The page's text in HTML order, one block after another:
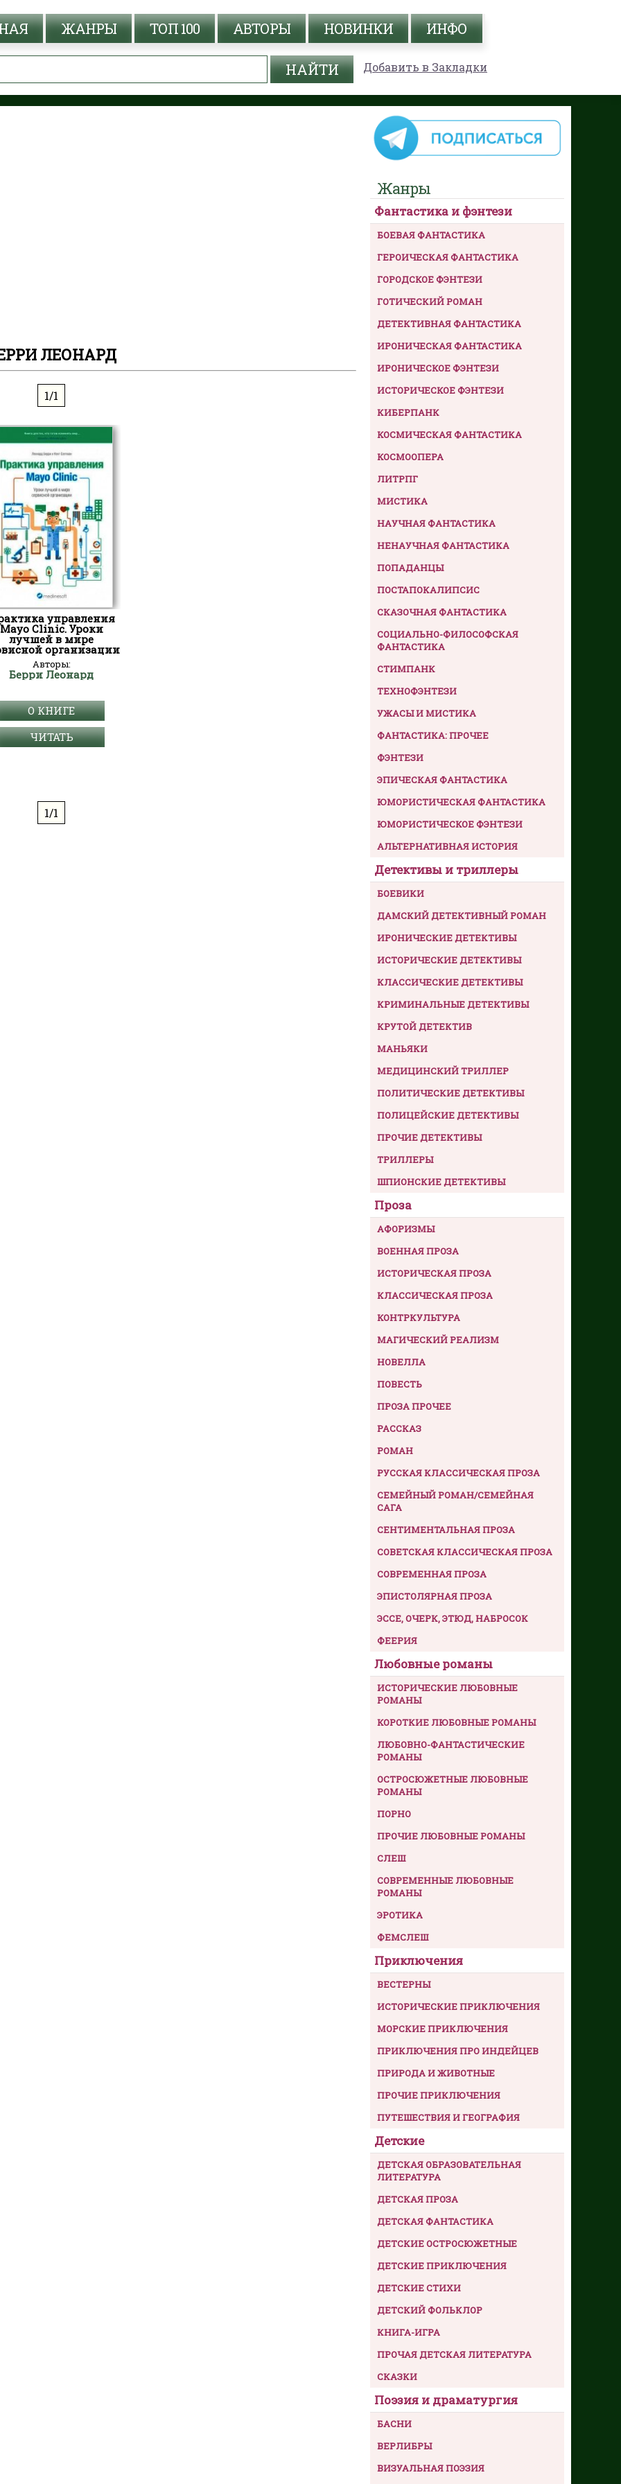
ЖАНРЫ ТОП 100 АВТОРЫ НОВИНКИ ИНФО
Добавить в Закладки
ЛЕОНАРД
1/1
управления
Mayo Clinic. Уроки
лучшей в мире
организации
Авторы:
Берри Леонард
О КНИГЕ
ЧИТАТЬ
1/1
Жанры
Фантастика и фэнтези
БОЕВАЯ ФАНТАСТИКА
ГЕРОИЧЕСКАЯ ФАНТАСТИКА
ГОРОДСКОЕ ФЭНТЕЗИ
ГОТИЧЕСКИЙ РОМАН
ДЕТЕКТИВНАЯ ФАНТАСТИКА
ИРОНИЧЕСКАЯ ФАНТАСТИКА
ИРОНИЧЕСКОЕ ФЭНТЕЗИ
ИСТОРИЧЕСКОЕ ФЭНТЕЗИ
КИБЕРПАНК
КОСМИЧЕСКАЯ ФАНТАСТИКА
КОСМООПЕРА
ЛИТРПГ
МИСТИКА
НАУЧНАЯ ФАНТАСТИКА
НЕНАУЧНАЯ ФАНТАСТИКА
ПОПАДАНЦЫ
ПОСТАПОКАЛИПСИС
СКАЗОЧНАЯ ФАНТАСТИКА
СОЦИАЛЬНО-ФИЛОСОФСКАЯ
ФАНТАСТИКА
СТИМПАНК
ТЕХНОФЭНТЕЗИ
УЖАСЫ И МИСТИКА
ФАНТАСТИКА: ПРОЧЕЕ
ФЭНТЕЗИ
ЭПИЧЕСКАЯ ФАНТАСТИКА
ЮМОРИСТИЧЕСКАЯ ФАНТАСТИКА
ЮМОРИСТИЧЕСКОЕ ФЭНТЕЗИ
АЛЬТЕРНАТИВНАЯ ИСТОРИЯ
Детективы и триллеры
БОЕВИКИ
ДАМСКИЙ ДЕТЕКТИВНЫЙ РОМАН
ИРОНИЧЕСКИЕ ДЕТЕКТИВЫ
ИСТОРИЧЕСКИЕ ДЕТЕКТИВЫ
КЛАССИЧЕСКИЕ ДЕТЕКТИВЫ
КРИМИНАЛЬНЫЕ ДЕТЕКТИВЫ
КРУТОЙ ДЕТЕКТИВ
МАНЬЯКИ
МЕДИЦИНСКИЙ ТРИЛЛЕР
ПОЛИТИЧЕСКИЕ ДЕТЕКТИВЫ
ПОЛИЦЕЙСКИЕ ДЕТЕКТИВЫ
ПРОЧИЕ ДЕТЕКТИВЫ
ТРИЛЛЕРЫ
ШПИОНСКИЕ ДЕТЕКТИВЫ
Проза
АФОРИЗМЫ
ВОЕННАЯ ПРОЗА
ИСТОРИЧЕСКАЯ ПРОЗА
КЛАССИЧЕСКАЯ ПРОЗА
КОНТРКУЛЬТУРА
МАГИЧЕСКИЙ РЕАЛИЗМ
НОВЕЛЛА
ПОВЕСТЬ
ПРОЗА ПРОЧЕЕ
РАССКАЗ
РОМАН
РУССКАЯ КЛАССИЧЕСКАЯ ПРОЗА
СЕМЕЙНЫЙ РОМАН/СЕМЕЙНАЯ
САГА
СЕНТИМЕНТАЛЬНАЯ ПРОЗА
СОВЕТСКАЯ КЛАССИЧЕСКАЯ ПРОЗА
СОВРЕМЕННАЯ ПРОЗА
ЭПИСТОЛЯРНАЯ ПРОЗА
ЭССЕ, ОЧЕРК, ЭТЮД, НАБРОСОК
ФЕЕРИЯ
Любовные романы
ИСТОРИЧЕСКИЕ ЛЮБОВНЫЕ
РОМАНЫ
КОРОТКИЕ ЛЮБОВНЫЕ РОМАНЫ
ЛЮБОВНО-ФАНТАСТИЧЕСКИЕ
РОМАНЫ
ОСТРОСЮЖЕТНЫЕ ЛЮБОВНЫЕ
РОМАНЫ
ПОРНО
ПРОЧИЕ ЛЮБОВНЫЕ РОМАНЫ
СЛЕШ
СОВРЕМЕННЫЕ ЛЮБОВНЫЕ
РОМАНЫ
ЭРОТИКА
ФЕМСЛЕШ
Приключения
ВЕСТЕРНЫ
ИСТОРИЧЕСКИЕ ПРИКЛЮЧЕНИЯ
МОРСКИЕ ПРИКЛЮЧЕНИЯ
ПРИКЛЮЧЕНИЯ ПРО ИНДЕЙЦЕВ
ПРИРОДА И ЖИВОТНЫЕ
ПРОЧИЕ ПРИКЛЮЧЕНИЯ
ПУТЕШЕСТВИЯ И ГЕОГРАФИЯ
Детские
ДЕТСКАЯ ОБРАЗОВАТЕЛЬНАЯ
ЛИТЕРАТУРА
ДЕТСКАЯ ПРОЗА
ДЕТСКАЯ ФАНТАСТИКА
ДЕТСКИЕ ОСТРОСЮЖЕТНЫЕ
ДЕТСКИЕ ПРИКЛЮЧЕНИЯ
ДЕТСКИЕ СТИХИ
ДЕТСКИЙ ФОЛЬКЛОР
КНИГА-ИГРА
ПРОЧАЯ ДЕТСКАЯ ЛИТЕРАТУРА
СКАЗКИ
Поэзия и драматургия
БАСНИ
ВЕРЛИБРЫ
ВИЗУАЛЬНАЯ ПОЭЗИЯ